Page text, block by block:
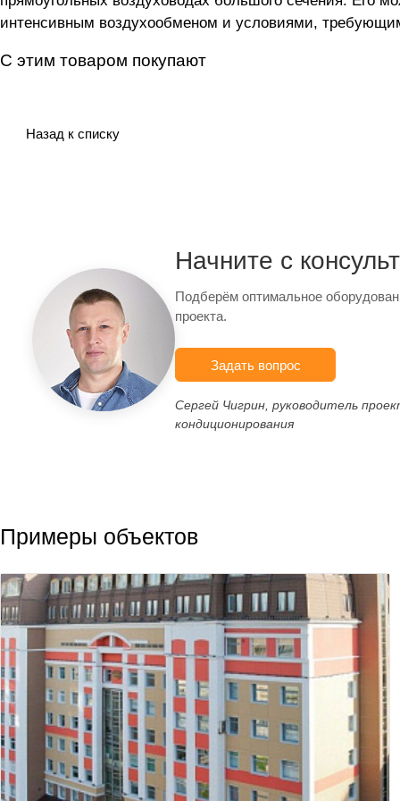
интенсивным воздухообменом и условиями,
С этим товаром покупают
Назад к списку
Начните с
Подберём оптимальное
проекта.
Задать вопрос
Сергей Чигрин, руководитель
кондиционирования
Примеры объектов